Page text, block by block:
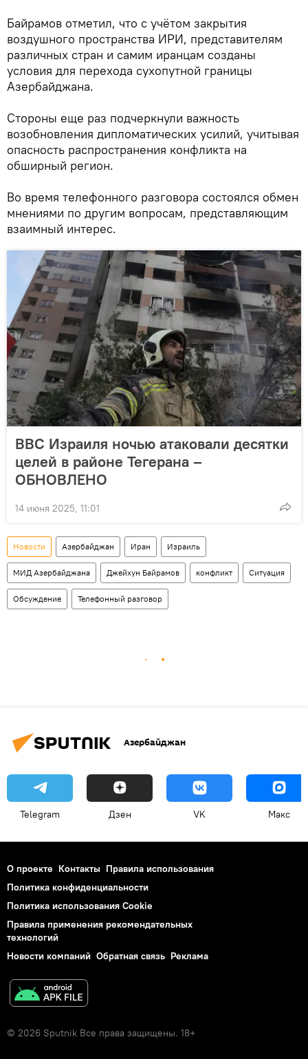
Байрамов отметил, что с учётом закрытия
воздушного пространства ИРИ, представителям
различных стран и самим иранцам созданы
условия для перехода сухопутной границы
Азербайджана.
Стороны еще раз подчеркнули важность
возобновления дипломатических усилий, учитывая
опасность распространения конфликта на
обширный регион.
Во время телефонного разговора состоялся обмен
мнениями по другим вопросам, представляющим
взаимный интерес.
ВВС Израиля ночью атаковали десятки
целей в районе Тегерана –
ОБНОВЛЕНО
14 июня 2025, 11:01
Новости Азербайджан Иран Израиль
МИД Азербайджана Джейхун Байрамов конфликт Ситуация
Обсуждение Телефонный разговор
Азербайджан
Telegram Дзен VK Макс
О проекте Контакты Правила использования
Политика конфиденциальности
Политика использования Cookie
Правила применения рекомендательных
технологий
Новости компаний Обратная связь Реклама
© 2026 Sputnik Все права защищены. 18+